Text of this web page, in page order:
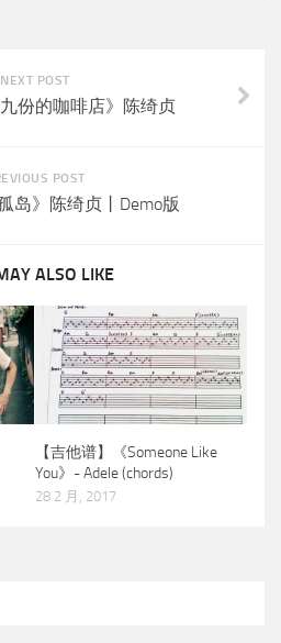
NEXT POST
九份的咖啡店》陈绮贞
POST
岛》陈绮贞丨Demo版
ALSO LIKE
【吉他谱】《Someone Like
You》- Adele (chords)
28 2 月, 2017